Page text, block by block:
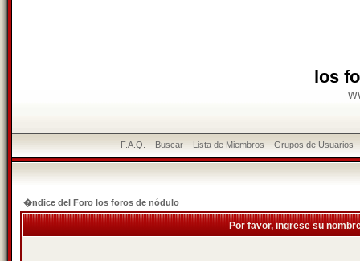
los
F.A.Q. Buscar Lista de Miembros Grupos de Usuarios
�ndice del Foro los foros de nódulo
Por favor, ingrese su